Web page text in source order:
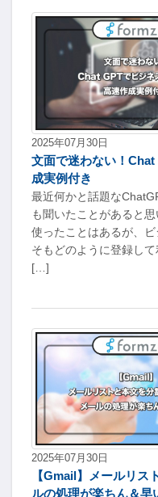
2025年07月30日
文面で迷わない！
成実例付き
最近何かと話題な
も聞いたことがあると
使ったことはあるが、
そもどのように登録し
[…]
2025年07月30日
【Gmail】メールリス
ルの処理が楽ちん＆早